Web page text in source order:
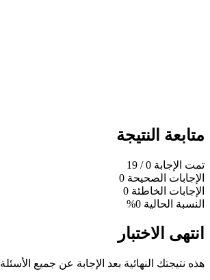
متابعة النتيجة
تمت الإجابة 0
/ 19
الإجابات الصحيحة 0
الإجابات الخاطئة 0
النسبة الحالية 0%
انتهى الاختبار
هذه نتيجتك النهائية بعد الإجابة عن جميع الأسئلة.